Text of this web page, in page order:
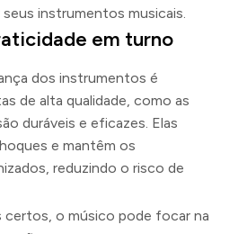
instrumentos musicais.
em turno
dos instrumentos é
de alta qualidade, como as
duráveis e eficazes. Elas
e mantêm os
reduzindo o risco de
certos, o músico pode focar na